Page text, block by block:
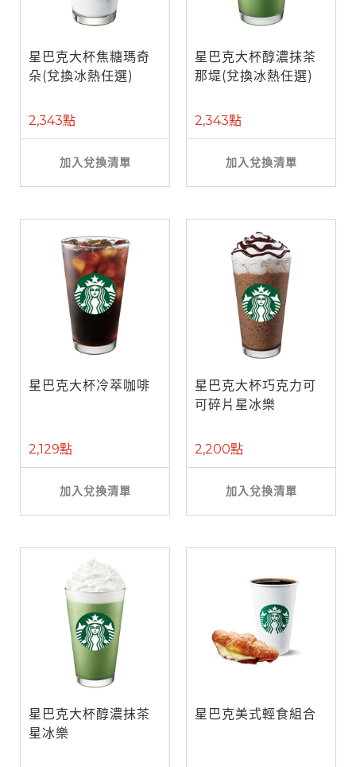
星巴克大杯焦糖瑪奇
朵(兌換冰熱任選)
2,343點
加入兌換清單
星巴克大杯醇濃抹茶
那堤(兌換冰熱任選)
2,343點
加入兌換清單
星巴克大杯冷萃咖啡
2,129點
加入兌換清單
星巴克大杯巧克力可
可碎片星冰樂
2,200點
加入兌換清單
星巴克大杯醇濃抹茶
星冰樂
星巴克美式輕食組合